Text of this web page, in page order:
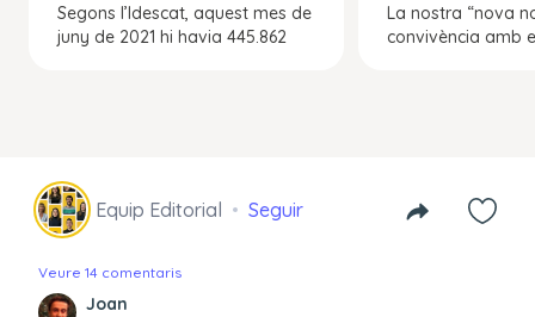
Segons l’Idescat, aquest mes de
juny de 2021 hi havia 445.862
La nostra “nova
convivència amb
Equip Editorial Seguir
Veure 14 comentaris
Joan